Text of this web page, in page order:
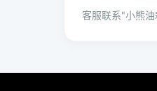
客服联系"小熊